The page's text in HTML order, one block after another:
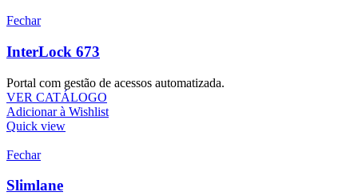
Fechar
InterLock 673
Portal com gestão de acessos automatizada.
VER CATÁLOGO
Adicionar à Wishlist
Quick view
Fechar
Slimlane